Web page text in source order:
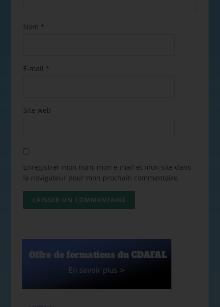
Nom *
E-mail *
Site web
Enregistrer mon nom, mon e-mail et mon site dans
le navigateur pour mon prochain commentaire.